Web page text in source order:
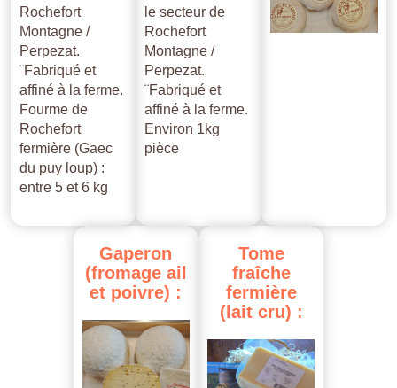
Rochefort
Montagne /
Perpezat.
¨Fabriqué et
affiné à la ferme.
Fourme de
Rochefort
fermière (Gaec
du puy loup) :
entre 5 et 6 kg
le secteur de
Rochefort
Montagne /
Perpezat.
¨Fabriqué et
affiné à la ferme.
Environ 1kg
pièce
Gaperon
(fromage ail
et poivre) :
Tome
fraîche
fermière
(lait cru) :